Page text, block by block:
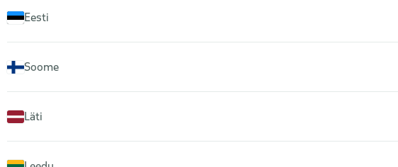
Eesti
Soome
Läti